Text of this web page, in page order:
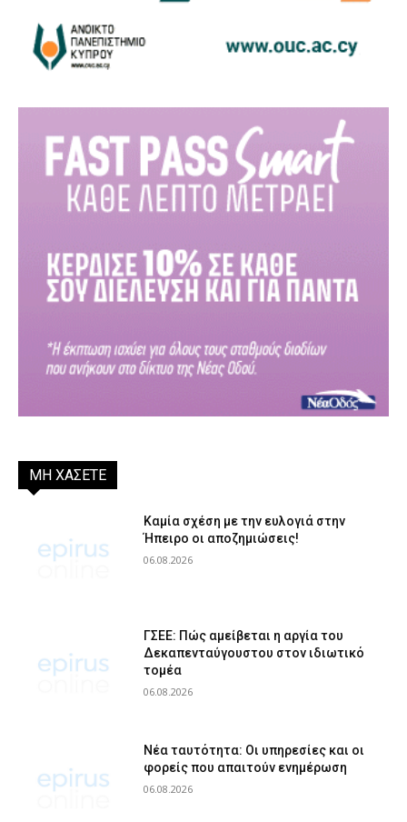
ΜΗ ΧΑΣΕΤΕ
Καμία σχέση με την ευλογιά στην
Ήπειρο οι αποζημιώσεις!
06.08.2026
ΓΣΕΕ: Πώς αμείβεται η αργία του
Δεκαπενταύγουστου στον ιδιωτικό
τομέα
06.08.2026
Νέα ταυτότητα: Οι υπηρεσίες και οι
φορείς που απαιτούν ενημέρωση
06.08.2026